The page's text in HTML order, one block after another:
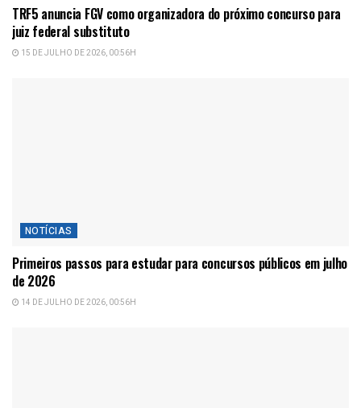
TRF5 anuncia FGV como organizadora do próximo concurso para
juiz federal substituto
15 DE JULHO DE 2026, 00:56H
NOTÍCIAS
Primeiros passos para estudar para concursos públicos em julho
de 2026
14 DE JULHO DE 2026, 00:56H